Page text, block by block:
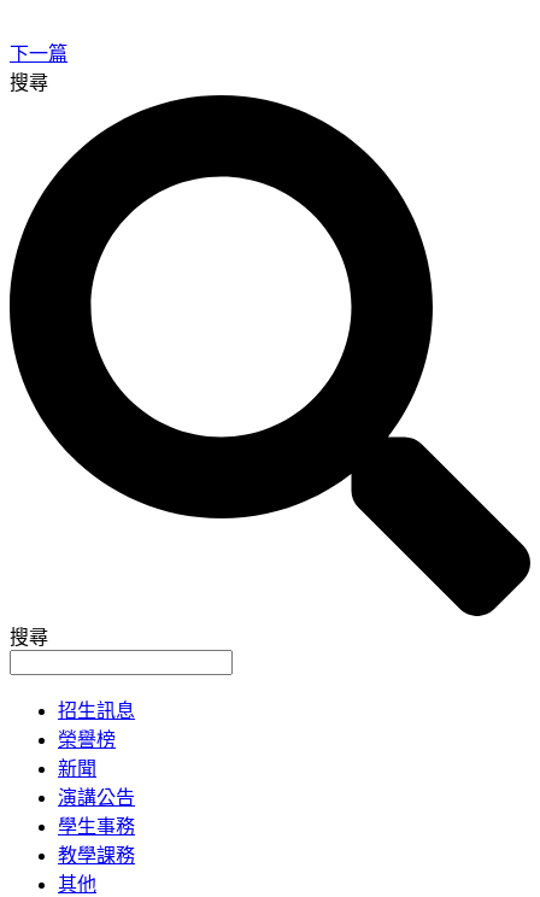
下一篇
搜尋
搜尋
招生訊息
榮譽榜
新聞
演講公告
學生事務
教學課務
其他